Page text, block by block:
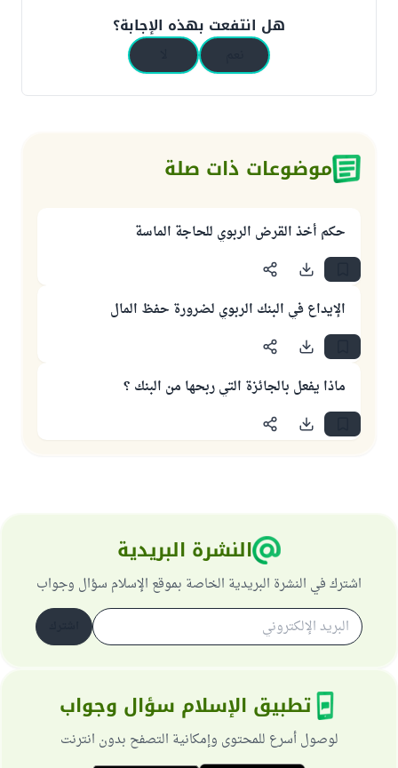
هل انتفعت بهذه الإجابة؟
موضوعات ذات صلة
حكم أخذ القرض الربوي للحاجة الماسة
الإيداع في البنك الربوي لضرورة حفظ المال
ماذا يفعل بالجائزة التي ربحها من البنك ؟
النشرة البريدية
اشترك في النشرة البريدية الخاصة بموقع الإسلام سؤال وجواب
تطبيق الإسلام سؤال وجواب
لوصول أسرع للمحتوى وإمكانية التصفح بدون انترنت